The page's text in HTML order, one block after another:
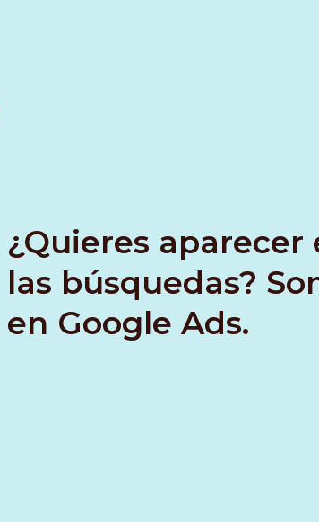
¿Quieres aparecer
las búsquedas?
en Google Ads.